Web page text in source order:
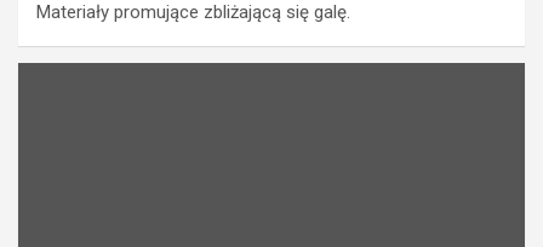
Materiały promujące zbliżającą się galę.